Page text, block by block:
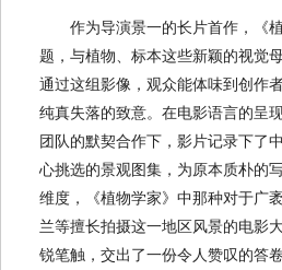
作为导演景一的长片首作，《
题，与植物、标本这些新颖的视觉
通过这组影像，观众能体味到创作
纯真失落的致意。在电影语言的呈
团队的默契合作下，影片记录下了
心挑选的景观图集，为原本质朴的
维度，《植物学家》中那种对于广
兰等擅长拍摄这一地区风景的电影
锐笔触，交出了一份令人赞叹的答